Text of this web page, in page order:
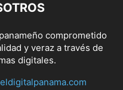
comprometido
y veraz a través de
digitales.